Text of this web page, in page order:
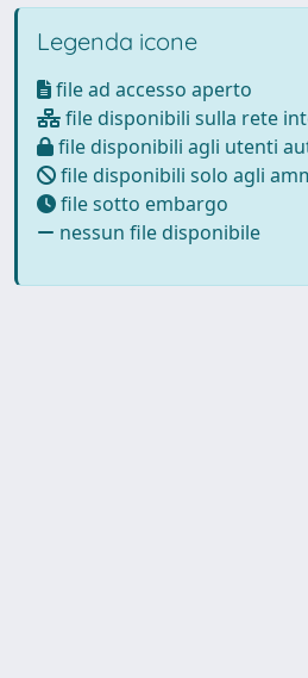
Legenda icone
file ad accesso aperto
file disponibili sulla rete
file disponibili agli utenti
file disponibili solo agli
file sotto embargo
nessun file disponibile